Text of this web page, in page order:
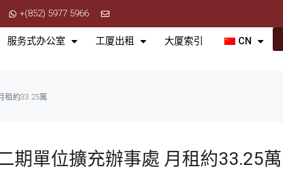
+(852) 5977 5966
服务式办公室 工厦出租 大厦索引 CN
租約33.25萬
期單位擴充辦事處 月租約33.25萬